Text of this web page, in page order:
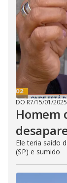
DO R7/15/01/2025
Homem
Ele teria saído
(SP) e sumido